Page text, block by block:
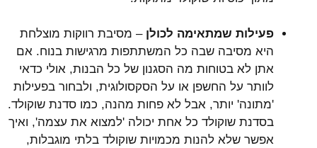
פעילות שמתאימה לכולן – מסיבת רווקות מוצלחת
היא מסיבה שבה כל המשתתפות מרגישות בנוח. אם
אתן לא בטוחות מה הסגנון של כל הבנות, אולי כדאי
לוותר על החשפן או על הסקסולוגית, ולבחור בפעילות
'מתונה' יותר, אבל לא פחות מהנה, כמו סדנת שוקולד.
בסדנת שוקולד כל אחת יכולה 'למצוא את עצמה', ואיך
אפשר שלא להנות מכמויות שוקולד בלתי מוגבלות,